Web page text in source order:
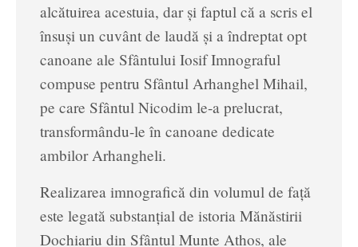
alcătuirea acestuia, dar și faptul că a scris el
însuși un cuvânt de laudă și a îndreptat opt
canoane ale Sfântului Iosif Imnograful
compuse pentru Sfântul Arhanghel Mihail,
pe care Sfântul Nicodim le-a prelucrat,
transformându-le în canoane dedicate
ambilor Arhangheli.
Realizarea imnografică din volumul de față
este legată substanțial de istoria Mănăstirii
Dochiariu din Sfântul Munte Athos, ale